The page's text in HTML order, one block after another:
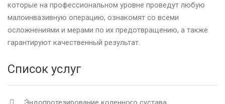
которые на профессиональном уровне проведут любую
малоинвазивную операцию, ознакомят со всеми
осложнениями и мерами по их предотвращению, а также
гарантируют качественный результат.
Список услуг